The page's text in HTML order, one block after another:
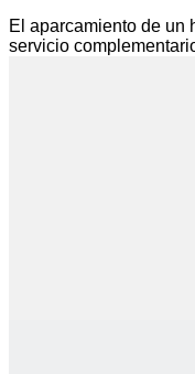
El aparcamiento de un
servicio